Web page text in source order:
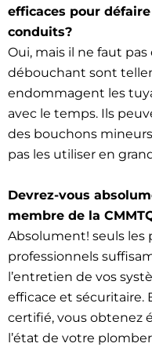
efficaces pour
conduits?
Oui, mais il ne faut
débouchant sont
endommagent les
avec le temps. Ils
des bouchons
pas les utiliser en
Devrez-vous
membre de la
Absolument! seuls les
professionnels
l’entretien de vos
efficace et
certifié, vous obtenez
l’état de votre